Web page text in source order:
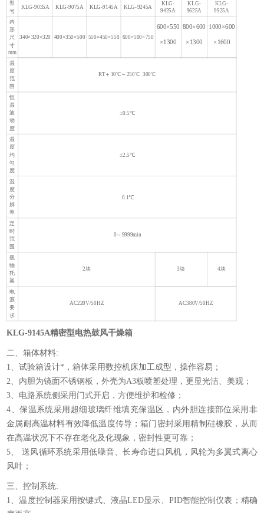
型
号
KLG-9035A KLG-9075A KLG-9145A KLG-9245A
KLG-
9425A
KLG-
9625A
KLG-
9925A
内
形
尺
寸
mm
340×320×320 400×350×500 550×450×550 600×500×750
600×550
×1300
800×600
×1300
1000×600
×1600
温
度
范
围
RT＋10℃～250℃ 300℃
恒
温
波
动
度
±0.5℃
温
度
均
匀
度
±2.5℃
温
度
分
辨
率
0.1℃
定
时
范
围
0～9999min
载
物
托
架
2块 3块 4块
电
源
要
求
AC220V/50HZ AC380V/50HZ
KLG-9145A精密型电热鼓风干燥箱
二、箱体材料:
1、试验箱设计*，箱体采用数控机床加工成型，操作容易；
2、内胆为镜面不锈钢板，外壳为A3板喷塑处理，更显光洁、美观；
3、电路系统侧采用门式开启，方便维护和检修；
4、保温系统采用超细玻璃纤维填充保温区，内外胆连接部位采用非
金属耐高温材料有效降低温度传导；箱门密封采用精制硅橡胶，从而
在高温状况下不存在老化及化现象，密封性更可靠；
5、 送风循环系统采用低噪音、长寿命进口风机，风轮为多翼式离心
风叶；
三、控制系统:
1、温度控制器采用按键式、液晶LED显示、PID智能控制仪表；精确